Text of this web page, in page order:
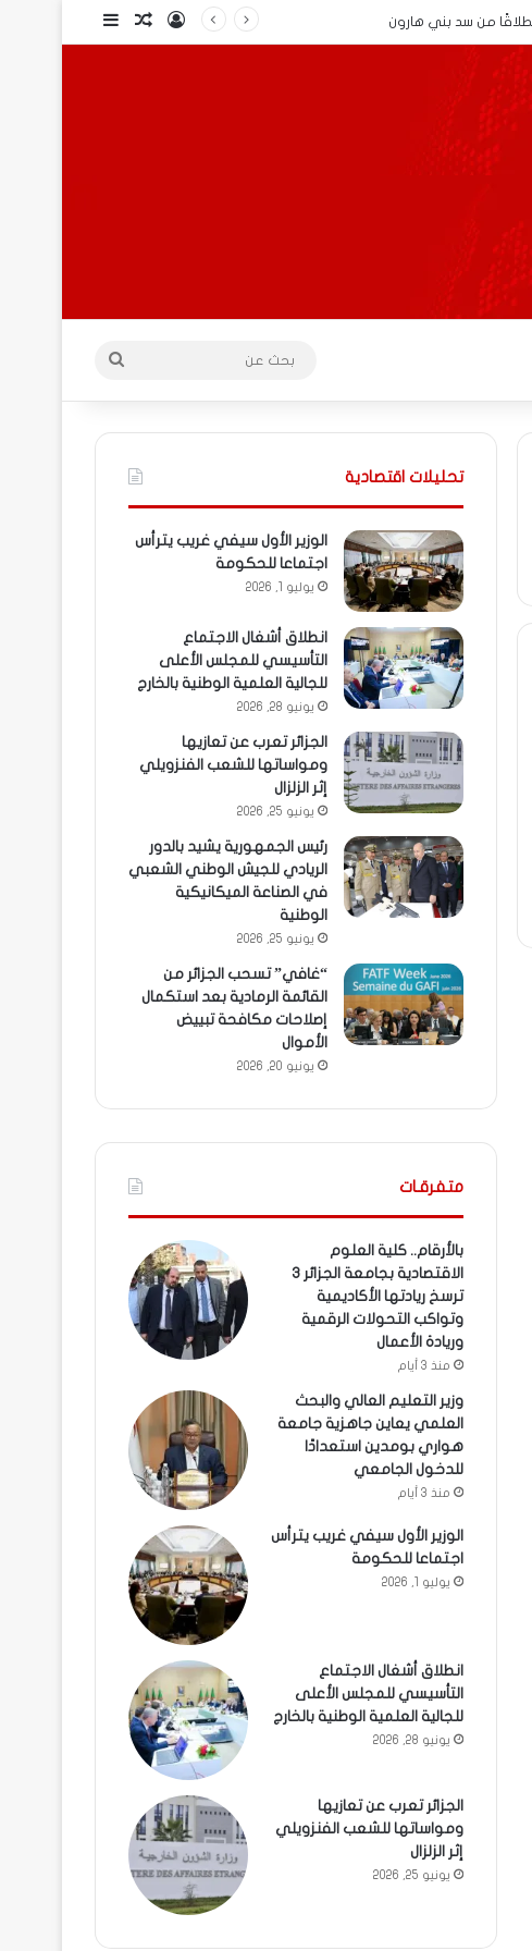
من سد بني هارون تسجيل الدخول
مقال عشوائي
عن
تحليلات اقتصادية
الوزير الأول سيفي غريب يترأس
اجتماعا للحكومة
يوليو 1, 2026
انطلاق أشغال الاجتماع
التأسيسي للمجلس الأعلى
للجالية العلمية الوطنية بالخارج
يونيو 28, 2026
الجزائر تعرب عن تعازيها
ومواساتها للشعب الفنزويلي
إثر الزلزال
يونيو 25, 2026
رئيس الجمهورية يشيد بالدور
الريادي للجيش الوطني الشعبي
في الصناعة الميكانيكية
الوطنية
يونيو 25, 2026
“غافي” تسحب الجزائر من
القائمة الرمادية بعد استكمال
إصلاحات مكافحة تبييض
الأموال
يونيو 20, 2026
متفرقـات
بالأرقام.. كلية العلوم
الاقتصادية بجامعة الجزائر 3
ترسخ ريادتها الأكاديمية
وتواكب التحولات الرقمية
وريادة الأعمال
منذ 3 أيام
وزير التعليم العالي والبحث
العلمي يعاين جاهزية جامعة
هواري بومدين استعدادًا
للدخول الجامعي
منذ 3 أيام
الوزير الأول سيفي غريب يترأس
اجتماعا للحكومة
يوليو 1, 2026
انطلاق أشغال الاجتماع
التأسيسي للمجلس الأعلى
للجالية العلمية الوطنية بالخارج
يونيو 28, 2026
الجزائر تعرب عن تعازيها
ومواساتها للشعب الفنزويلي
إثر الزلزال
يونيو 25, 2026